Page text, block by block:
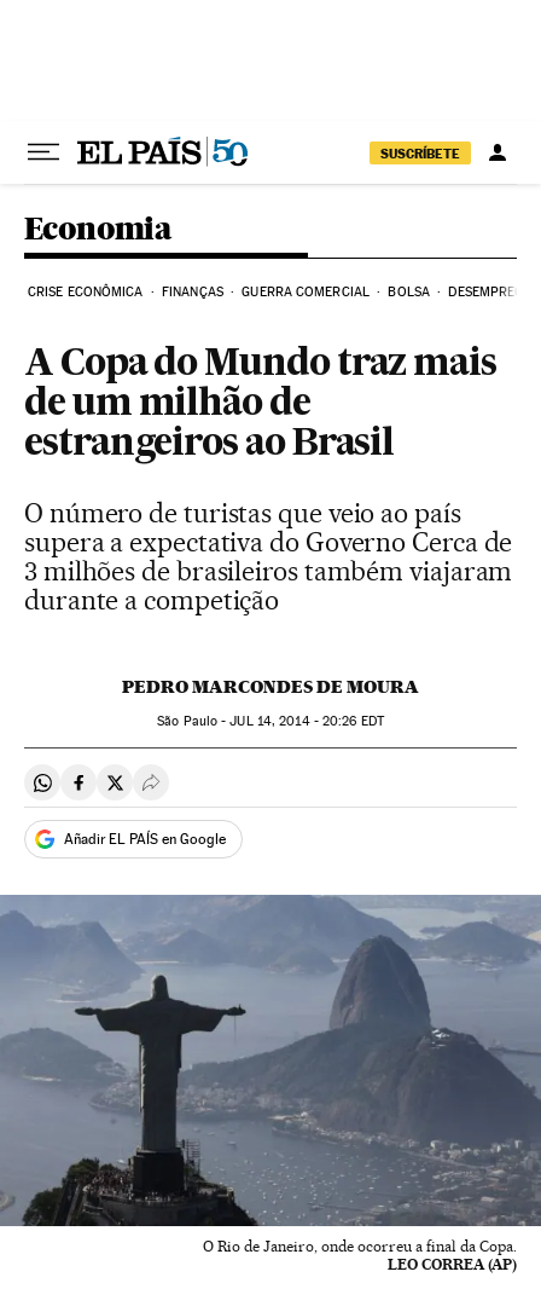
SUSCRÍBETE
Economia
CRISE ECONÔMICA FINANÇAS GUERRA COMERCIAL BOLSA DESEMPREGO
A Copa do Mundo traz mais
de um milhão de
estrangeiros ao Brasil
O número de turistas que veio ao país
supera a expectativa do Governo Cerca de
3 milhões de brasileiros também viajaram
durante a competição
PEDRO MARCONDES DE MOURA
São Paulo -JUL14, 2014 - 20:26 EDT
Compartir en Whatsapp
Compartir en Facebook
Compartir en Twitter
Desplegar Redes Sociales
Añadir EL PAÍS en Google
O Rio de Janeiro, onde ocorreu a final da Copa.
LEO CORREA (AP)